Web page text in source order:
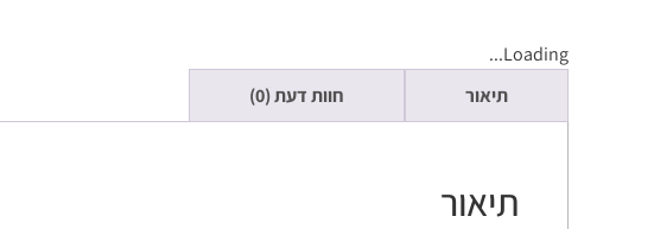
Loading...
תיאור
חוות דעת (0)
תיאור